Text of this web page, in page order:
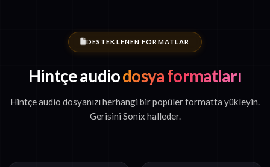
DESTEKLENEN FORMATLAR
Hintçe audiodosya formatları
Hintçe audio dosyanızı herhangi bir popüler formatta yükleyin.
Gerisini Sonix halleder.